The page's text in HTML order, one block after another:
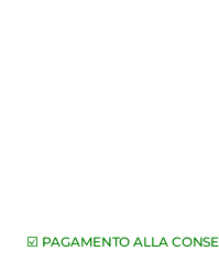
☑️ PAGAMENTO ALLA